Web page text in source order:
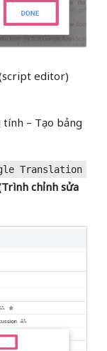
editor)
– Tạo bảng
Translation
chỉnh sửa